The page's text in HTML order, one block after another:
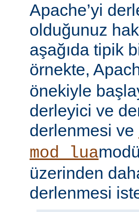
Apache’yi
olduğunuz
aşağıda tipik
örnekte,
önekiyle
derleyici ve
derlenmesi ve
mod_lua
üzerinden
derlenmesi